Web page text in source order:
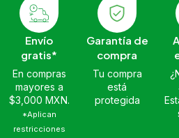
Envío
gratis*
En compras
mayores a
$3,000 MXN.
*Aplican
restricciones
Garantía de
compra
Tu compra
está
protegida